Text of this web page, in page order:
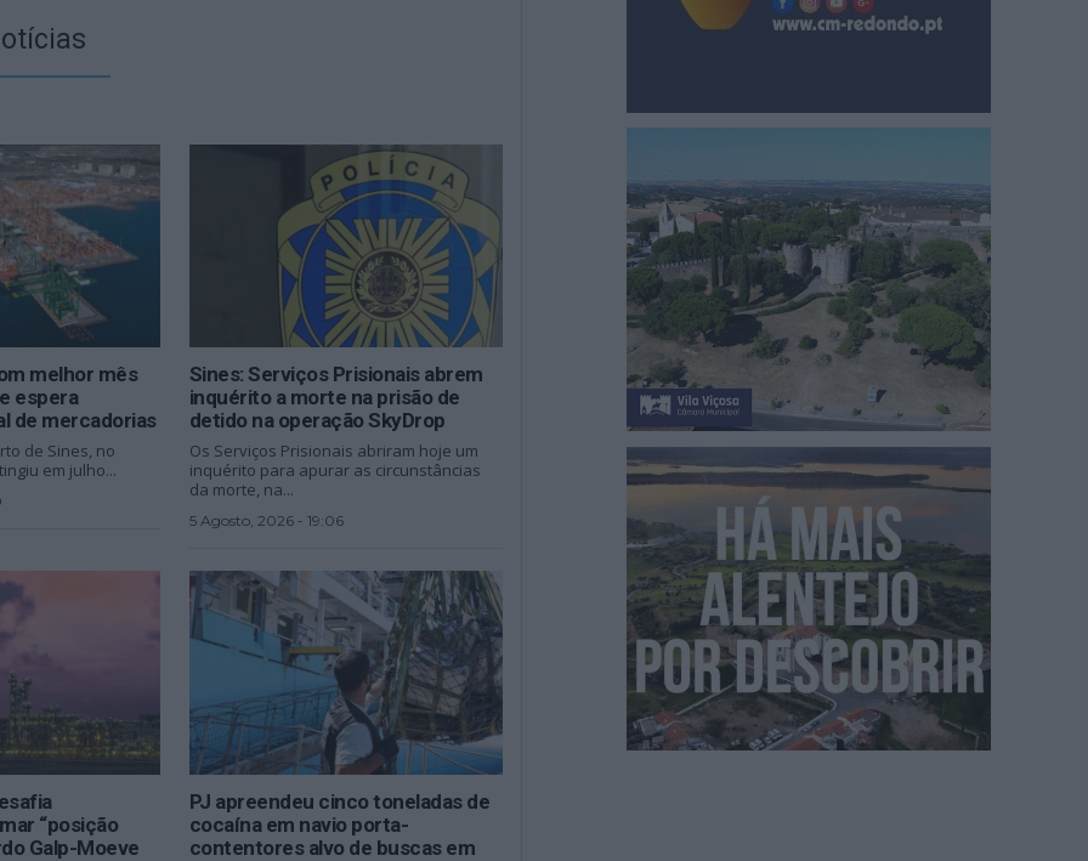
melhor mês
espera
de mercadorias
de Sines, no
em julho...
Sines: Serviços Prisionais abrem
inquérito a morte na prisão de
detido na operação SkyDrop
Os Serviços Prisionais abriram hoje um
inquérito para apurar as circunstâncias
da morte, na...
5 Agosto, 2026 - 19:06
“posição
Galp-Moeve
PJ apreendeu cinco toneladas de
cocaína em navio porta-
contentores alvo de buscas em